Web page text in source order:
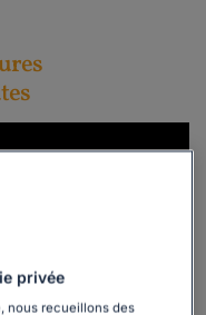
privée
nous recueillons des